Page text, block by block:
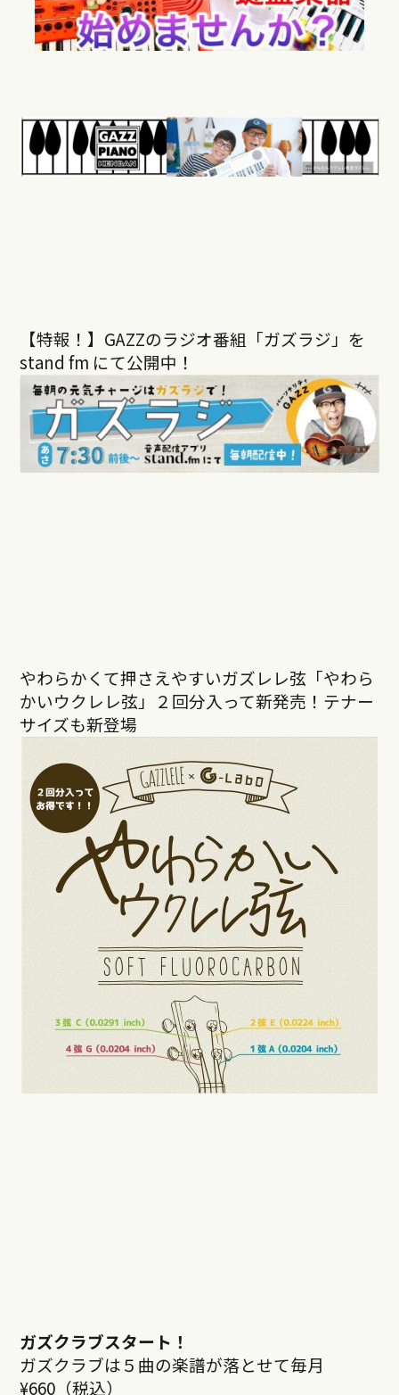
【特報！】GAZZのラジオ番組「ガズラジ」を
stand fm にて公開中！
やわらかくて押さえやすいガズレレ弦「やわら
かいウクレレ弦」２回分入って新発売！テナー
サイズも新登場
ガズクラブスタート！
ガズクラブは５曲の楽譜が落とせて毎月
¥660（税込）